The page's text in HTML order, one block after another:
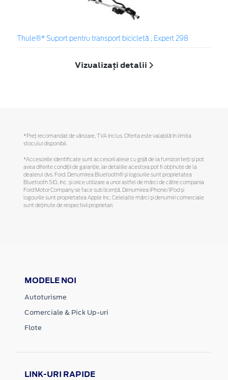
Thule®* Suport pentru transport bicicletă , Expert 298
Vizualizați detalii
*Preţ recomandat de vânzare, TVA inclus. Oferta este valabilă în limita
stocului disponibil.
*Accesoriile identificate sunt accesorii alese cu grijă de la furnizori terți și pot
avea diferite condiții de garanție, iar detaliile acestora pot fi obținute de la
dealerul dvs. Ford. Denumirea Bluetooth® și logourile sunt proprietatea
Bluetooth SIG, Inc. și orice utilizare a unor astfel de mărci de către compania
Ford Motor Company se face sub licență. Denumirea iPhone/iPod și
logourile sunt proprietatea Apple Inc. Celelalte mărci și denumiri comerciale
sunt deținute de respectivii proprietari.
MODELE NOI
Autoturisme
Comerciale & Pick Up-uri
Flote
LINK-URI RAPIDE